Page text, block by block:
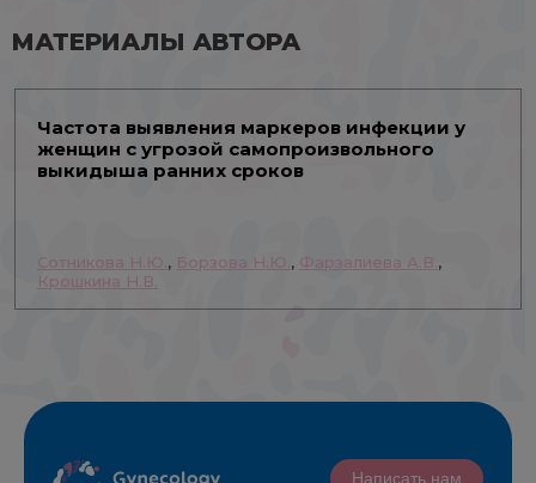
МАТЕРИАЛЫ АВТОРА
Частота выявления маркеров инфекции у
женщин с угрозой самопроизвольного
выкидыша ранних сроков
Сотникова Н.Ю. , Борзова Н.Ю. , Фарзалиева А.В.,
Крошкина Н.В.
Написать нам